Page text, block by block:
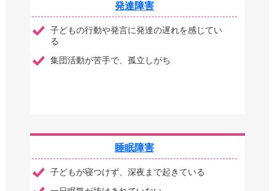
発達障害
子どもの行動や発言に発達の遅れを感じてい
る
集団活動が苦手で、孤立しがち
睡眠障害
子どもが寝つけず、深夜まで起きている